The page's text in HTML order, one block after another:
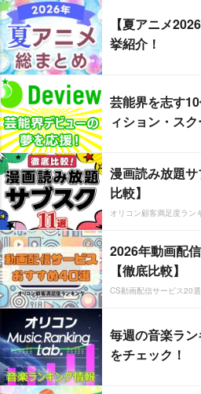
【夏アニメ
挙紹介！
芸能界を志す
ィション・ス
漫画読み放題
比較】
オリコン顧客満足度ラン
2026年動画配
【徹底比較】
CS動画配信サービス20選
毎週の音楽ラ
をチェック！